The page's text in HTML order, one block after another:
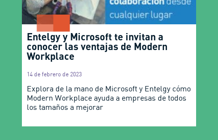
Entelgy y Microsoft te invitan a
conocer las ventajas de Modern
Workplace
14 de febrero de 2023
Explora de la mano de Microsoft y Entelgy cómo
Modern Workplace ayuda a empresas de todos
los tamaños a mejorar